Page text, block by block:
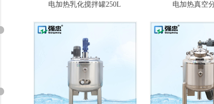
电加热乳化搅拌罐250L 电加热真空